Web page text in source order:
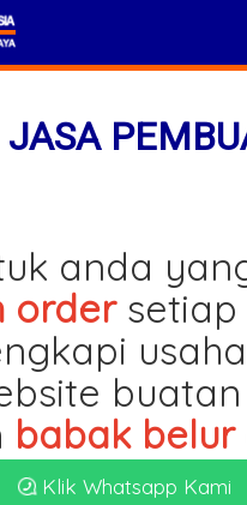
JASA
anda
ordersetiap
babak belur
Klik Whatsapp Kami